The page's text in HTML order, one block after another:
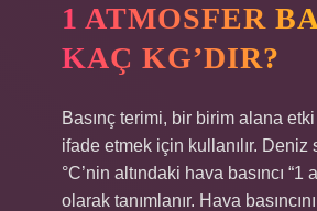
1 ATMOSFER
KAÇ KG’DIR?
Basınç terimi, bir birim alana
ifade etmek için kullanılır.
°C’nin altındaki hava basıncı “1
olarak tanımlanır. Hava